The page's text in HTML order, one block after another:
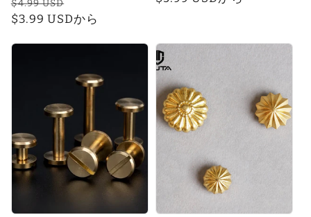
常
格
$4.99 USD
ー
$3.99 USDから
格